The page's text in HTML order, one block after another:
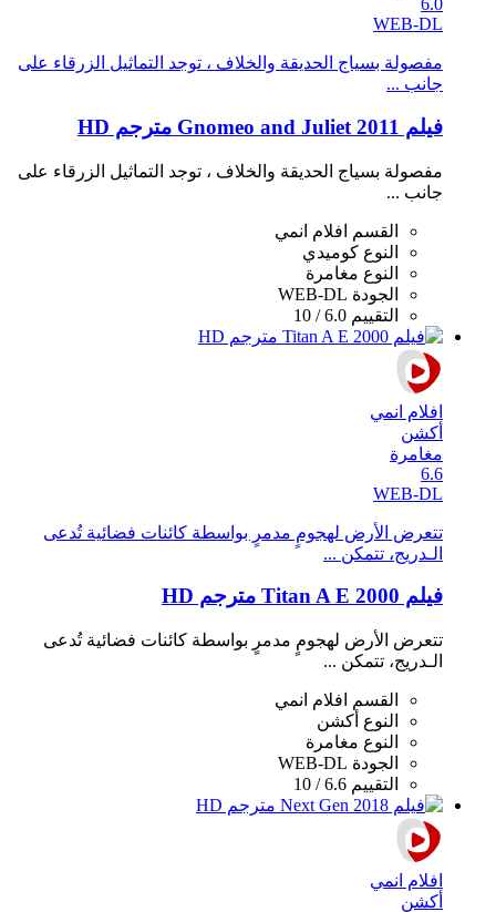
6.0
WEB-DL
مفصولة بسياج الحديقة والخلاف ، توجد التماثيل الزرقاء على
جانب ...
فيلم Gnomeo and Juliet 2011 مترجم HD
مفصولة بسياج الحديقة والخلاف ، توجد التماثيل الزرقاء على
جانب ...
القسم
افلام انمي
النوع كوميدي
النوع مغامرة
الجودة WEB-DL
التقييم 6.0 / 10
افلام انمي
أكشن
مغامرة
6.6
WEB-DL
تتعرض الأرض لهجومٍ مدمرٍ بواسطة كائنات فضائية تُدعى
الـدريج، تتمكن ...
فيلم Titan A E 2000 مترجم HD
تتعرض الأرض لهجومٍ مدمرٍ بواسطة كائنات فضائية تُدعى
الـدريج، تتمكن ...
القسم
افلام انمي
النوع أكشن
النوع مغامرة
الجودة WEB-DL
التقييم 6.6 / 10
افلام انمي
أكشن